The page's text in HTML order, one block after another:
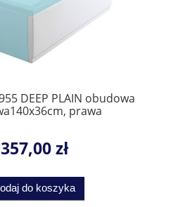
DEEP PLAIN obudowa
prawa
357,00 zł
do koszyka